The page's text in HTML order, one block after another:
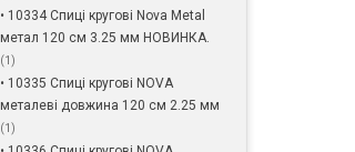
• 10334 Спиці кругові Nova Metal
метал 120 см 3.25 мм НОВИНКА.
(1)
• 10335 Спиці кругові NOVA
металеві довжина 120 см 2.25 мм
(1)